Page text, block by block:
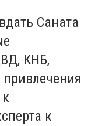
Саната
КНБ,
к